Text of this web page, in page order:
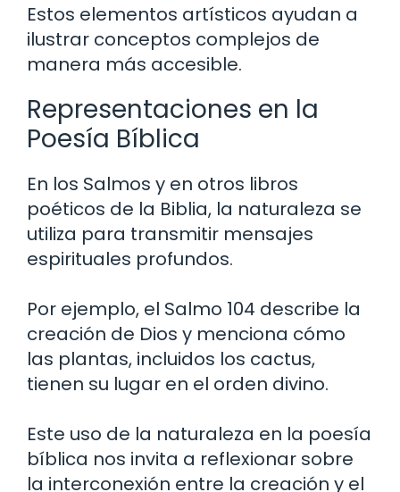
Estos elementos artísticos ayudan a
ilustrar conceptos complejos de
manera más accesible.
Representaciones en la
Poesía Bíblica
En los Salmos y en otros libros
poéticos de la Biblia, la naturaleza se
utiliza para transmitir mensajes
espirituales profundos.
Por ejemplo, el Salmo 104 describe la
creación de Dios y menciona cómo
las plantas, incluidos los cactus,
tienen su lugar en el orden divino.
Este uso de la naturaleza en la poesía
bíblica nos invita a reflexionar sobre
la interconexión entre la creación y el